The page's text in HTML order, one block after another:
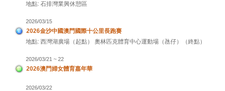
地點: 石排灣業興休憩區
2026/03/15
2026金沙中國澳門國際十公里長跑賽
地點: 西灣湖廣場（起點） 奧林匹克體育中心運動場（氹仔）（終點）
2026/03/21 ~ 22
2026澳門婦女體育嘉年華
2026/03/22